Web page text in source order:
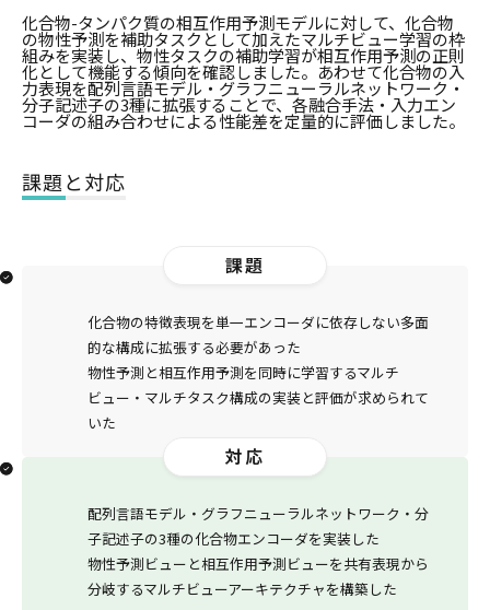
化合物-タンパク質の相互作用予測モデルに対して、化合物
の物性予測を補助タスクとして加えたマルチビュー学習の枠
組みを実装し、物性タスクの補助学習が相互作用予測の正則
化として機能する傾向を確認しました。あわせて化合物の入
力表現を配列言語モデル・グラフニューラルネットワーク・
分子記述子の3種に拡張することで、各融合手法・入力エン
コーダの組み合わせによる性能差を定量的に評価しました。
課題と対応
課題
化合物の特徴表現を単一エンコーダに依存しない多面
的な構成に拡張する必要があった
物性予測と相互作用予測を同時に学習するマルチ
ビュー・マルチタスク構成の実装と評価が求められて
いた
対応
配列言語モデル・グラフニューラルネットワーク・分
子記述子の3種の化合物エンコーダを実装した
物性予測ビューと相互作用予測ビューを共有表現から
分岐するマルチビューアーキテクチャを構築した